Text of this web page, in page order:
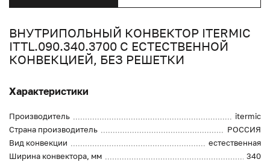
ВНУТРИПОЛЬНЫЙ КОНВЕКТОР ITERMIC
ITTL.090.340.3700 С ЕСТЕСТВЕННОЙ
КОНВЕКЦИЕЙ, БЕЗ РЕШЕТКИ
Характеристики
Производитель
itermic
Страна производитель
РОССИЯ
Вид конвекции
естественная
Ширина конвектора, мм
340